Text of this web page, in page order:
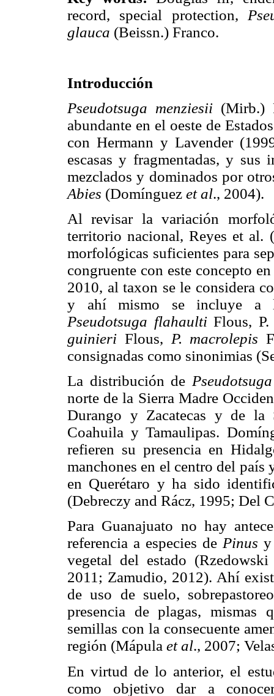
record, special protection,
glauca (Beissn.) Franco.
Introducción
Pseudotsuga menziesii (Mirb.)
abundante en el oeste de
con Hermann y Lavender
escasas y fragmentadas, y sus
mezclados y dominados por
Abies (Domínguez et al., 2004).
Al revisar la variación
territorio nacional, Reyes et al.
morfológicas suficientes para
congruente con este concepto
2010, al taxon se le considera
y ahí mismo se incluye a
Pseudotsuga flahaultiFlous,
guinieri Flous, P. macrolepis
consignadas como sinonimias
La distribución de
norte de la Sierra Madre
Durango y Zacatecas y de la
Coahuila y Tamaulipas.
refieren su presencia en
manchones en el centro del
en Querétaro y ha sido
(Debreczy and Rácz, 1995; Del
Para Guanajuato no hay
referencia a especies de Pinus
vegetal del estado
2011; Zamudio, 2012). Ahí
de uso de suelo,
presencia de plagas,
semillas con la consecuente
región (Mápula et al., 2007;
En virtud de lo anterior, el
como objetivo dar a